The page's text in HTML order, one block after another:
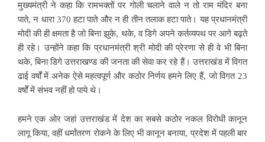
मुख्यमंत्री ने कहा कि रामभक्तों पर गोली चलाने वाले न तो राम मंदिर बना
पाते, न धारा 370 हटा पाते और न ही तीन तलाक हटा पाते। यह प्रधानमंत्री
मोदी की ही क्षमता है जो बिना झुके, थके, व डिगे अपने कर्तव्यपथ पर आगे बढ़ते
ही रहे। उन्होंने कहा कि प्रधानमंत्री श्री मोदी की प्रेरणा से ही वे भी बिना
थके, बिना डिगे उत्तराखण्ड की जनता की सेवा कर रहे हैं। उत्तराखंड में विगत
ढाई वर्षों में अनेक ऐसे महत्वपूर्ण और कठोर निर्णय हमने लिए हैं, जो विगत 23
वर्षों में संभव नहीं हो पाये थे।
हमने एक ओर जहां उत्तराखंड में देश का सबसे कठोर नकल विरोधी कानून
लागू किया, वहीं धर्मांतरण रोकने के लिए भी कानून बनाया, प्रदेश में पहली बार